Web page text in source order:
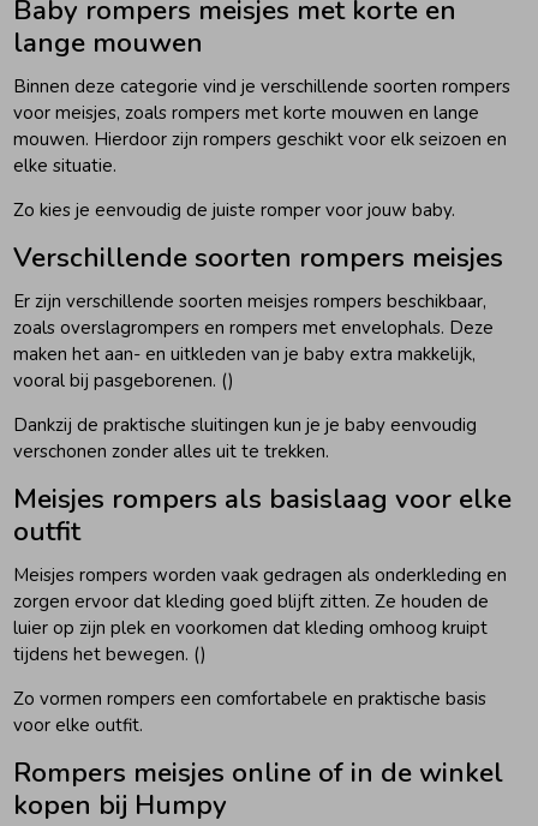
Baby rompers meisjes met korte en
lange mouwen
Binnen deze categorie vind je verschillende soorten rompers
voor meisjes, zoals rompers met korte mouwen en lange
mouwen. Hierdoor zijn rompers geschikt voor elk seizoen en
elke situatie.
Zo kies je eenvoudig de juiste romper voor jouw baby.
Verschillende soorten rompers meisjes
Er zijn verschillende soorten meisjes rompers beschikbaar,
zoals overslagrompers en rompers met envelophals. Deze
maken het aan- en uitkleden van je baby extra makkelijk,
vooral bij pasgeborenen. ()
Dankzij de praktische sluitingen kun je je baby eenvoudig
verschonen zonder alles uit te trekken.
Meisjes rompers als basislaag voor elke
outfit
Meisjes rompers worden vaak gedragen als onderkleding en
zorgen ervoor dat kleding goed blijft zitten. Ze houden de
luier op zijn plek en voorkomen dat kleding omhoog kruipt
tijdens het bewegen. ()
Zo vormen rompers een comfortabele en praktische basis
voor elke outfit.
Rompers meisjes online of in de winkel
kopen bij Humpy